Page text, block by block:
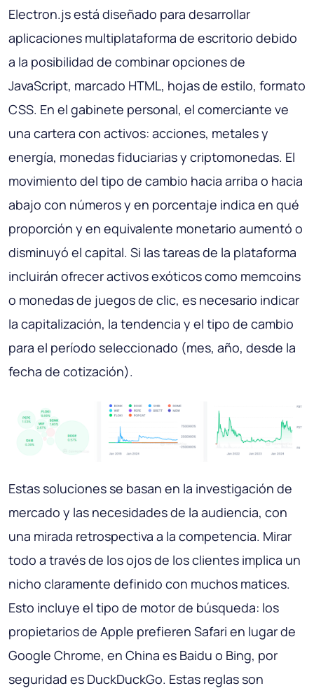
Electron.js está diseñado para desarrollar
aplicaciones multiplataforma de escritorio debido
a la posibilidad de combinar opciones de
JavaScript, marcado HTML, hojas de estilo, formato
CSS. En el gabinete personal, el comerciante ve
una cartera con activos: acciones, metales y
energía, monedas fiduciarias y criptomonedas. El
movimiento del tipo de cambio hacia arriba o hacia
abajo con números y en porcentaje indica en qué
proporción y en equivalente monetario aumentó o
disminuyó el capital. Si las tareas de la plataforma
incluirán ofrecer activos exóticos como memcoins
o monedas de juegos de clic, es necesario indicar
la capitalización, la tendencia y el tipo de cambio
para el período seleccionado (mes, año, desde la
fecha de cotización).
Estas soluciones se basan en la investigación de
mercado y las necesidades de la audiencia, con
una mirada retrospectiva a la competencia. Mirar
todo a través de los ojos de los clientes implica un
nicho claramente definido con muchos matices.
Esto incluye el tipo de motor de búsqueda: los
propietarios de Apple prefieren Safari en lugar de
Google Chrome, en China es Baidu o Bing, por
seguridad es DuckDuckGo. Estas reglas son